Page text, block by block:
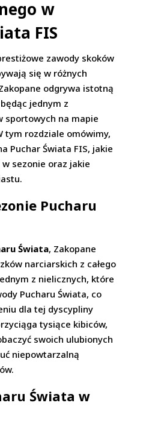
w
FIS
zawody skoków
się w różnych
odgrywa istotną
jednym z
sportowych na mapie
tym rozdziale omówimy,
Puchar Świata FIS, jakie
sezonie oraz jakie
Pucharu
Świata, Zakopane
narciarskich z całego
z nielicznych, które
Pucharu Świata, co
dla tej dyscypliny
tysiące kibiców,
swoich ulubionych
niepowtarzalną
Świata w